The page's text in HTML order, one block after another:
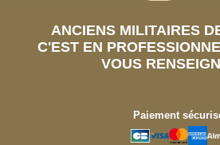
ANCIENS MILITAIRES
C'EST EN
VOUS
Paiement